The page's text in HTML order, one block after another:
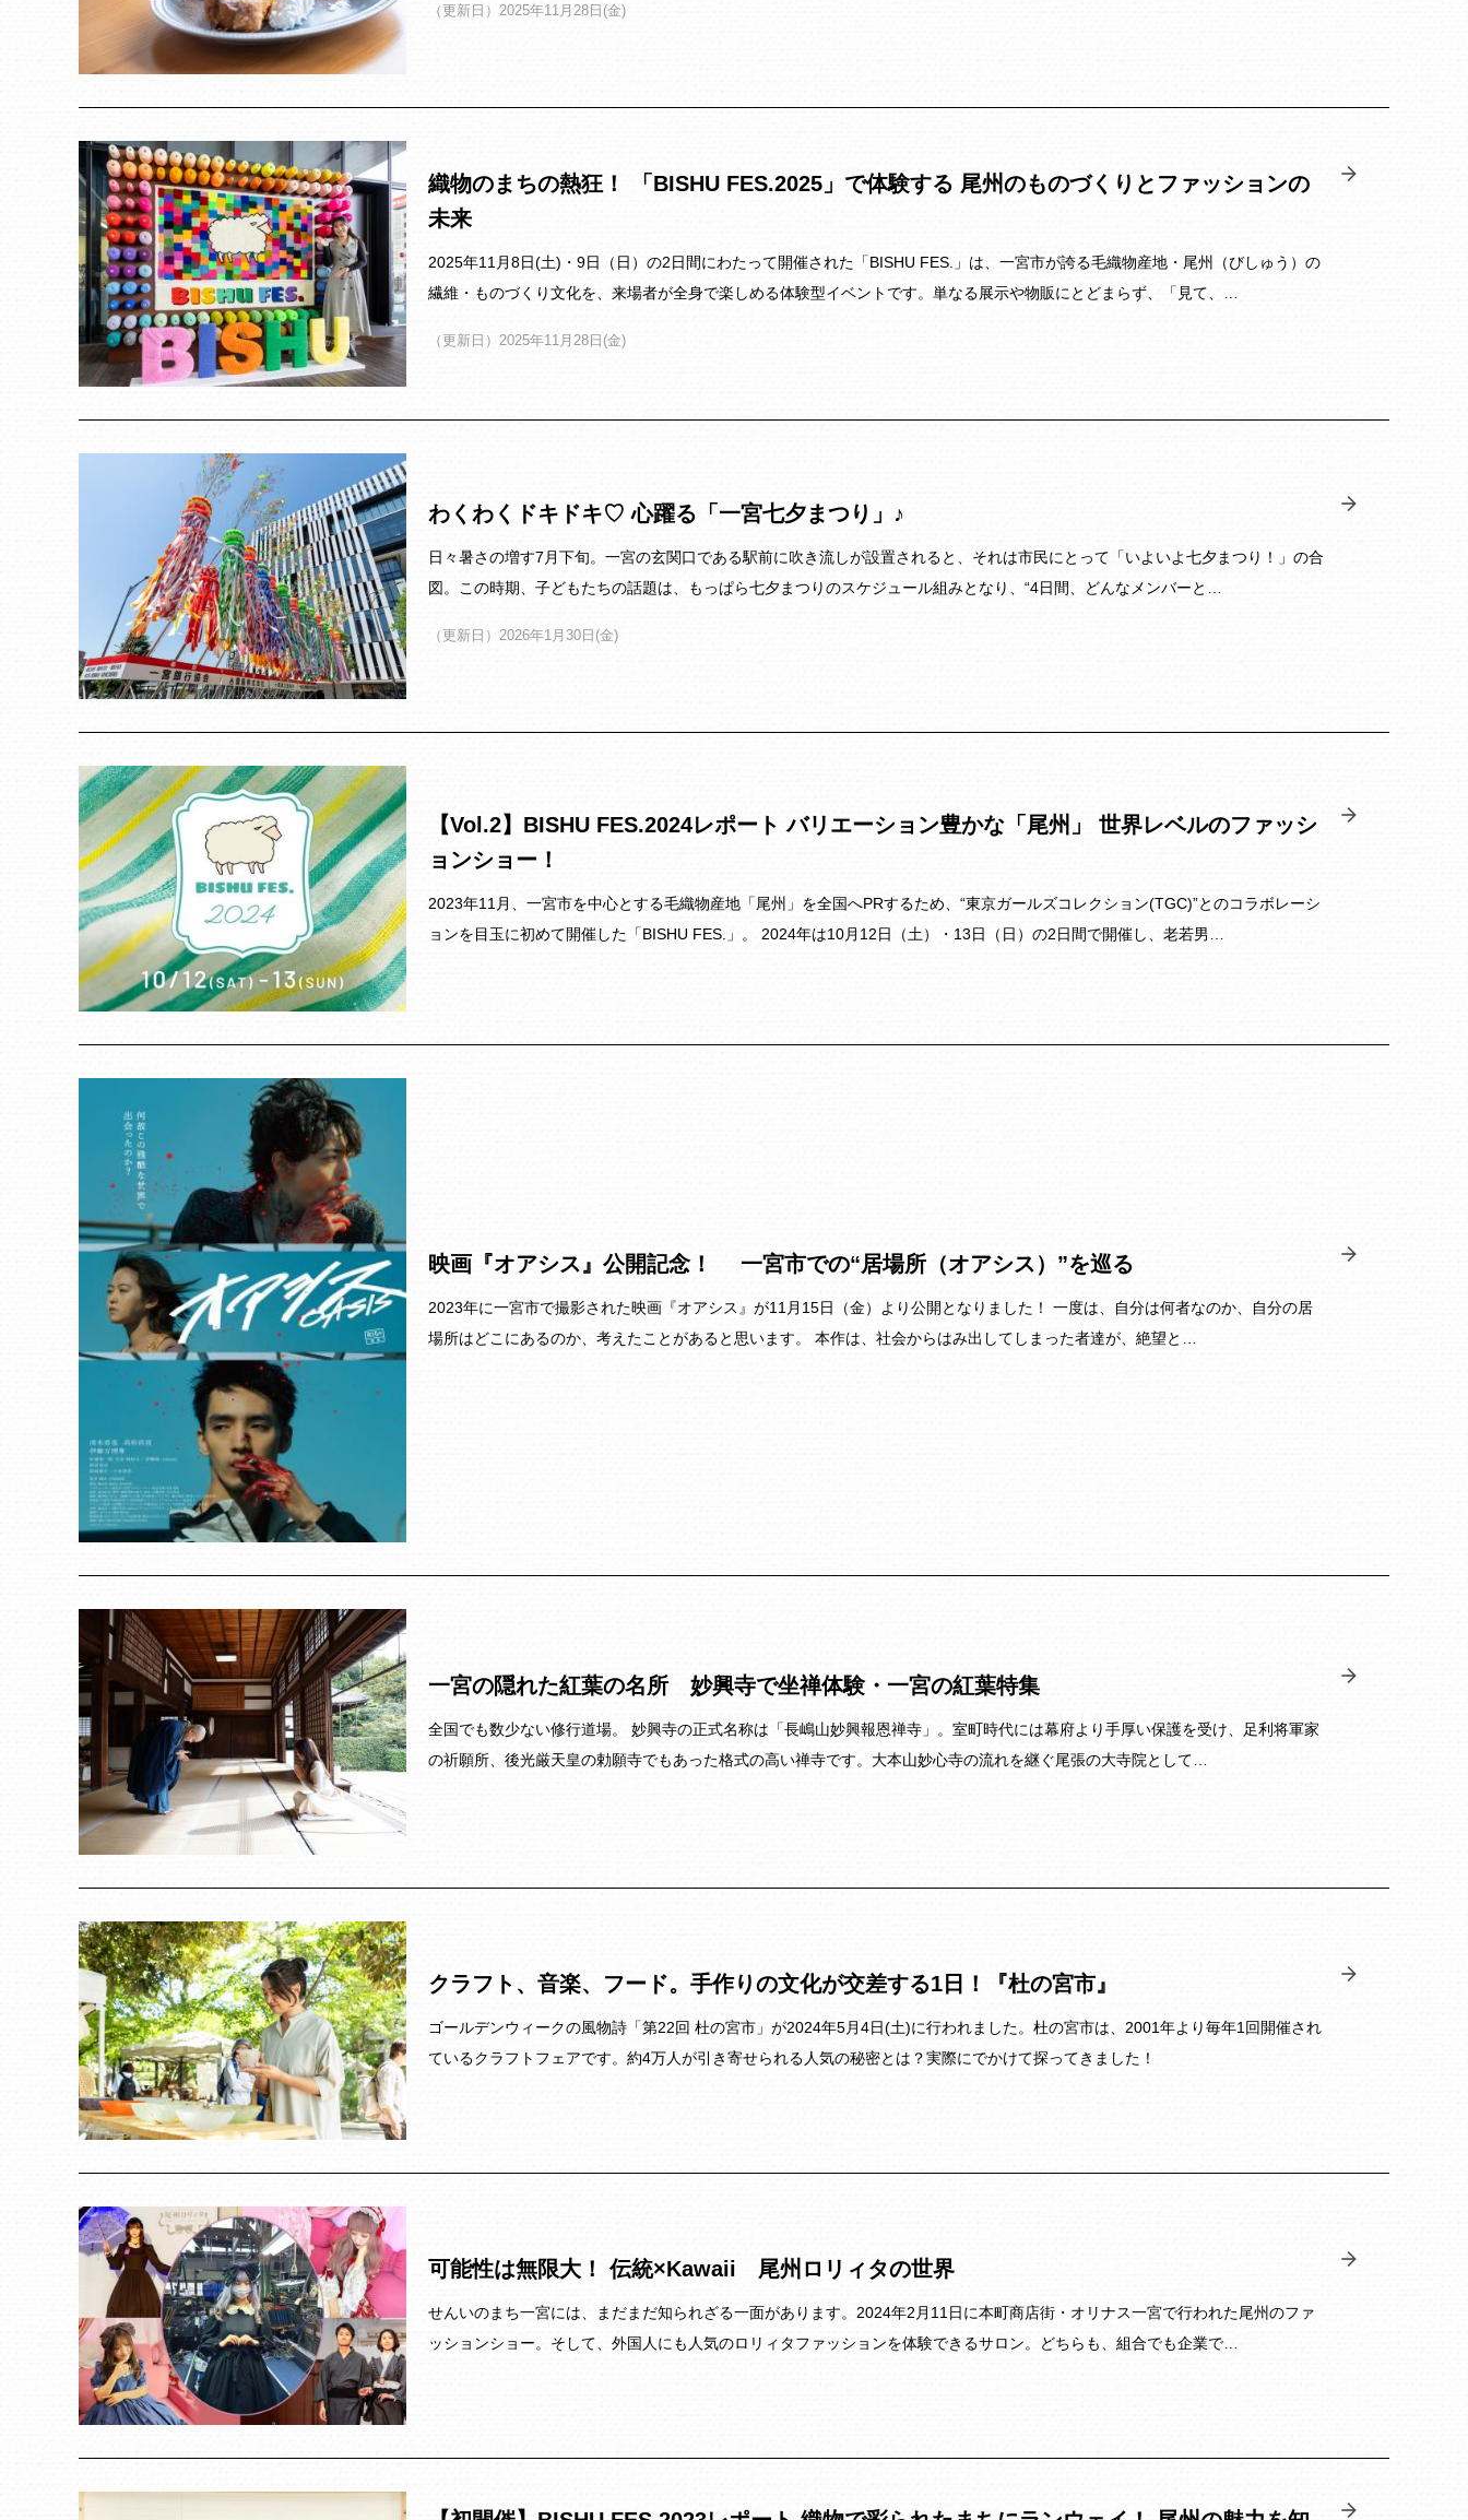
（更新日）2025年11月28日(金)
織物のまちの熱狂！ 「BISHU FES.2025」で体験する 尾州のものづくりとファッションの
未来
2025年11月8日(土)・9日（日）の2日間にわたって開催された「BISHU FES.」は、一宮市が誇る毛織物産地・尾州（びしゅう）の
繊維・ものづくり文化を、来場者が全身で楽しめる体験型イベントです。単なる展示や物販にとどまらず、「見て、…
（更新日）2025年11月28日(金)
わくわくドキドキ♡ 心躍る「一宮七夕まつり」♪
日々暑さの増す7月下旬。一宮の玄関口である駅前に吹き流しが設置されると、それは市民にとって「いよいよ七夕まつり！」の合
図。この時期、子どもたちの話題は、もっぱら七夕まつりのスケジュール組みとなり、“4日間、どんなメンバーと…
（更新日）2026年1月30日(金)
【Vol.2】BISHU FES.2024レポート バリエーション豊かな「尾州」 世界レベルのファッシ
ョンショー！
2023年11月、一宮市を中心とする毛織物産地「尾州」を全国へPRするため、“東京ガールズコレクション(TGC)”とのコラボレーシ
ョンを目玉に初めて開催した「BISHU FES.」。 2024年は10月12日（土）・13日（日）の2日間で開催し、老若男…
映画『オアシス』公開記念！ 一宮市での“居場所（オアシス）”を巡る
2023年に一宮市で撮影された映画『オアシス』が11月15日（金）より公開となりました！ 一度は、自分は何者なのか、自分の居
場所はどこにあるのか、考えたことがあると思います。 本作は、社会からはみ出してしまった者達が、絶望と…
一宮の隠れた紅葉の名所 妙興寺で坐禅体験・一宮の紅葉特集
全国でも数少ない修行道場。 妙興寺の正式名称は「長嶋山妙興報恩禅寺」。室町時代には幕府より手厚い保護を受け、足利将軍家
の祈願所、後光厳天皇の勅願寺でもあった格式の高い禅寺です。大本山妙心寺の流れを継ぐ尾張の大寺院として…
クラフト、音楽、フード。手作りの文化が交差する1日！『杜の宮市』
ゴールデンウィークの風物詩「第22回 杜の宮市」が2024年5月4日(土)に行われました。杜の宮市は、2001年より毎年1回開催され
ているクラフトフェアです。約4万人が引き寄せられる人気の秘密とは？実際にでかけて探ってきました！
可能性は無限大！ 伝統×Kawaii 尾州ロリィタの世界
せんいのまち一宮には、まだまだ知られざる一面があります。2024年2月11日に本町商店街・オリナス一宮で行われた尾州のファ
ッションショー。そして、外国人にも人気のロリィタファッションを体験できるサロン。どちらも、組合でも企業で…